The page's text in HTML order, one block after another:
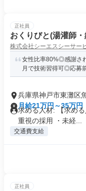
正社員
おくりびと(湯灌師
株式会社シーエスシーサー
女性比率80%◎感謝さ
月で技術習得可◎応募
兵庫県神戸市東灘区
月給21万円～35万円
求める人材: 【求め
重視の採用 ・未経...
交通費支給
正社員